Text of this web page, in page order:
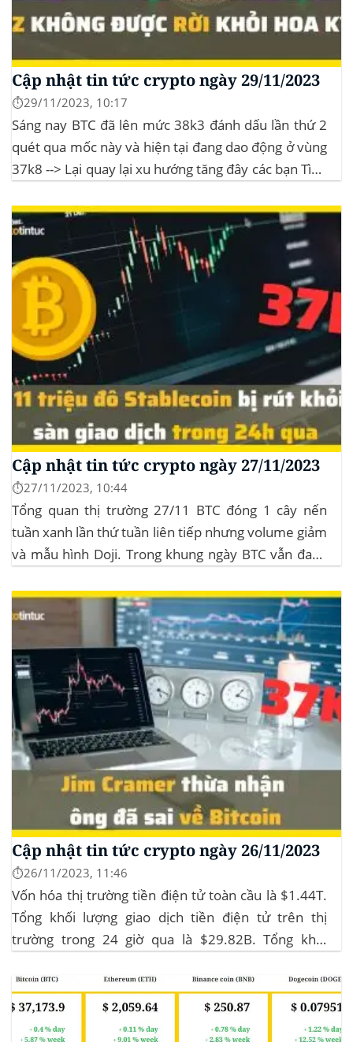
Cập nhật tin tức crypto ngày 29/11/2023
⏱️29/11/2023, 10:17
Sáng nay BTC đã lên mức 38k3 đánh dấu lần thứ 2
quét qua mốc này và hiện tại đang dao động ở vùng
37k8 --> Lại quay lại xu hướng tăng đây các bạn Tình
một nửa Bitcoin làm...
Cập nhật tin tức crypto ngày 27/11/2023
⏱️27/11/2023, 10:44
Tổng quan thị trường 27/11 BTC đóng 1 cây nến
tuần xanh lần thứ tuần liên tiếp nhưng volume giảm
và mẫu hình Doji. Trong khung ngày BTC vẫn đang
triệu đô Stablecoin bị rút khỏi các sàn giao dịch...
Cập nhật tin tức crypto ngày 26/11/2023
⏱️26/11/2023, 11:46
Vốn hóa thị trường tiền điện tử toàn cầu là $1.44T.
Tổng khối lượng giao dịch tiền điện tử trên thị
trường trong 24 giờ qua là $29.82B. Tổng khối
chiếm 11.77% tổng khối lượng giao dịch tiền điện tử
trong 24 giờ. Khối lượng giao dịch của...